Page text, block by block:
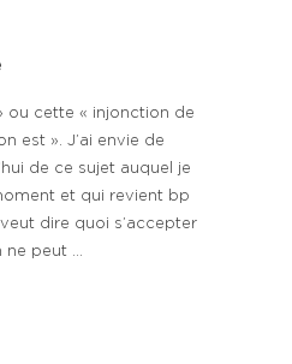
ou cette « injonction de
est ». J’ai envie de
de ce sujet auquel je
et qui revient bp
dire quoi s’accepter
ne peut ...